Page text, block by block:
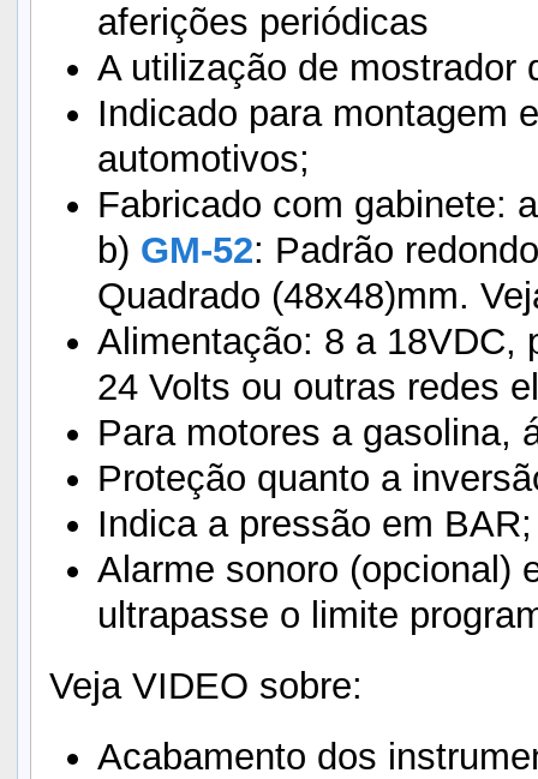
aferições periódicas
A utilização de mostrador
Indicado para montagem
automotivos;
Fabricado com gabinete:
b) GM-52: Padrão
Quadrado (48x48)mm.
Alimentação: 8 a 18VDC,
24 Volts ou outras redes
Para motores a gasolina,
Proteção quanto a
Indica a pressão em BAR;
Alarme sonoro (opcional)
ultrapasse o limite
Veja VIDEO sobre:
Acabamento dos